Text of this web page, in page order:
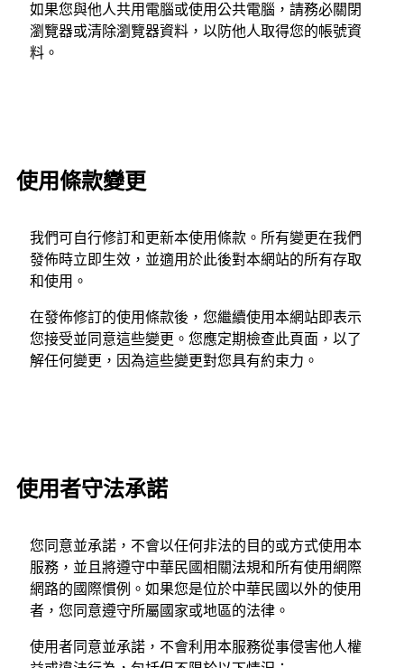
如果您與他人共用電腦或使用公共電腦，請務必關閉
瀏覽器或清除瀏覽器資料，以防他人取得您的帳號資
料。
使用條款變更
我們可自行修訂和更新本使用條款。所有變更在我們
發佈時立即生效，並適用於此後對本網站的所有存取
和使用。
在發佈修訂的使用條款後，您繼續使用本網站即表示
您接受並同意這些變更。您應定期檢查此頁面，以了
解任何變更，因為這些變更對您具有約束力。
使用者守法承諾
您同意並承諾，不會以任何非法的目的或方式使用本
服務，並且將遵守中華民國相關法規和所有使用網際
網路的國際慣例。如果您是位於中華民國以外的使用
者，您同意遵守所屬國家或地區的法律。
使用者同意並承諾，不會利用本服務從事侵害他人權